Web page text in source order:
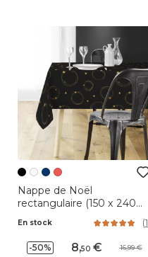
Nappe de Noël
rectangulaire (150 x 240
En stock (1
-50% 8,50 16,99